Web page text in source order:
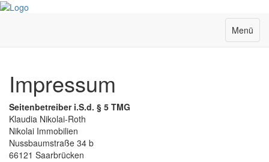
Menü
Impressum
Seitenbetreiber i.S.d. § 5 TMG
Klaudia Nikolai-Roth
Nikolai Immobilien
Nussbaumstraße 34 b
66121 Saarbrücken